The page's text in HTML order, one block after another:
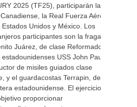
2025 (TF25), participarán la
la Real Fuerza Aérea
Unidos y México. Los
participantes son la fragata
Juárez, de clase Reformador,
USS John Paul
de misiles guiados clase
y el guardacostas Terrapin, de la
estadounidense. El ejercicio
proporcionar